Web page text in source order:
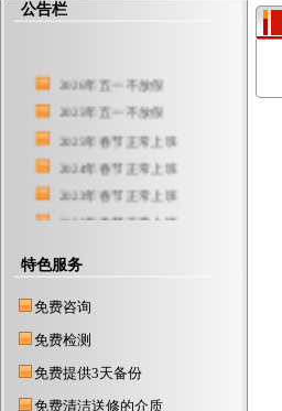
公告栏
2026年五一不放假
2025年五一不放假
2025年春节正常上班
2024年春节正常上班
2023年春节正常上班
2022年春节正常上班
2021年春节放假时间
东莞服务器数据恢复公司
2019年元旦不放假
2016国庆节不放假
特色服务
免费咨询
免费检测
免费提供3天备份
免费清洁送修的介质